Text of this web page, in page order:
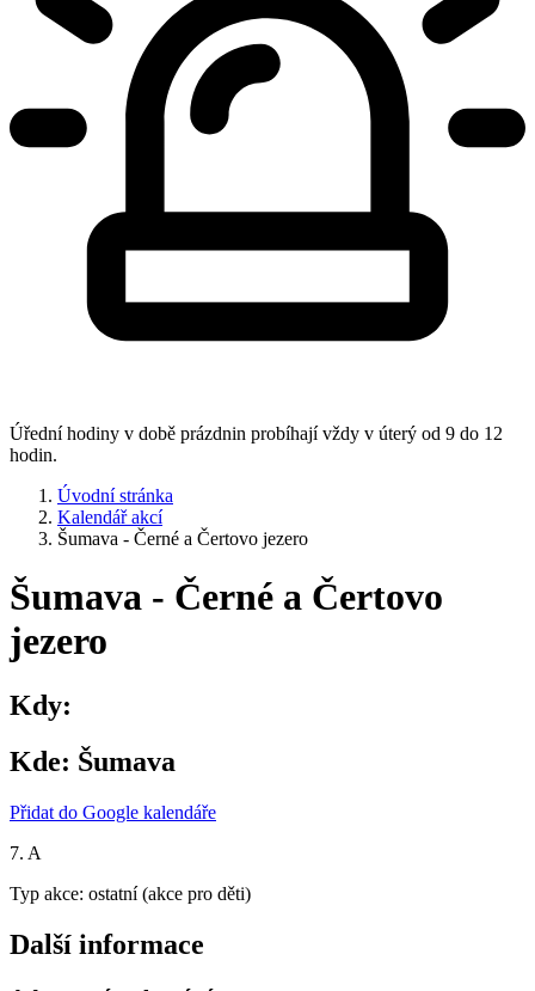
Úřední hodiny v době prázdnin probíhají vždy v úterý od 9 do 12
hodin.
Úvodní stránka
Kalendář akcí
Šumava - Černé a Čertovo jezero
Šumava - Černé a Čertovo
jezero
Kdy:
Kde: Šumava
Přidat do Google kalendáře
7. A
Typ akce: ostatní (akce pro děti)
Další informace